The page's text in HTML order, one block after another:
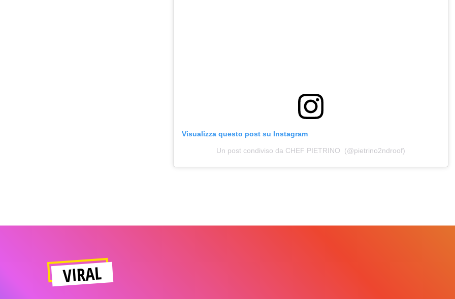
Visualizza questo post su Instagram
Un post condiviso da CHEF PIETRINO ‍ (@pietrino2ndroof)
VIRAL